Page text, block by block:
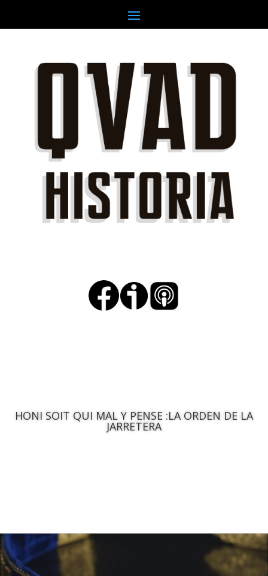
HONI SOIT QUI MAL Y PENSE :LA ORDEN DE LA
JARRETERA